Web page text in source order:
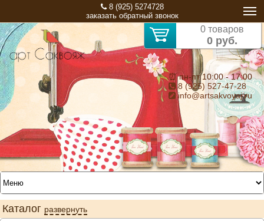
8 (925) 5274728
заказать обратный звонок
0 товаров
0 руб.
⏰ пн-пт 10:00 - 17:00
8 (925) 527-47-28
info@artsakvoyaj.ru
Каталог развернуть